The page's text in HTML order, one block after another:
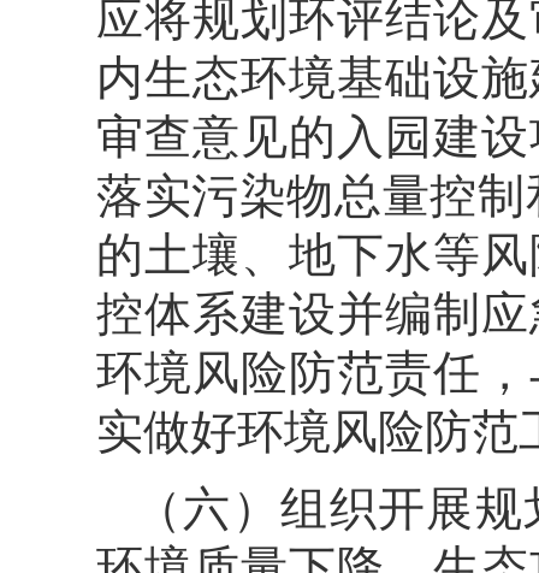
应将规划环评结论
内生态环境基础设
审查意见的入园建
落实污染物总量控
的土壤、地下水等
控体系建设并编制
环境风险防范责任
实做好环境风险防范
（六）组织开展